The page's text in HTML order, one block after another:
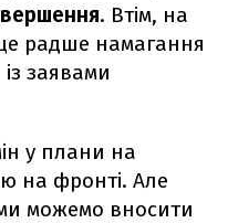
. Втім, на
радше намагання
заявами
у плани на
на фронті. Але
можемо вносити